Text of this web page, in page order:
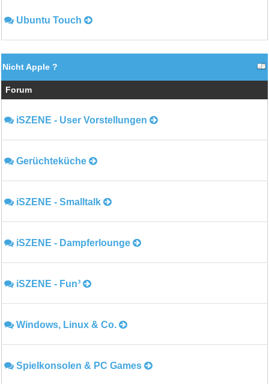
Ubuntu Touch
Nicht Apple ?
Forum
iSZENE - User Vorstellungen
Gerüchteküche
iSZENE - Smalltalk
iSZENE - Dampferlounge
iSZENE - Fun³
Windows, Linux & Co.
Spielkonsolen & PC Games